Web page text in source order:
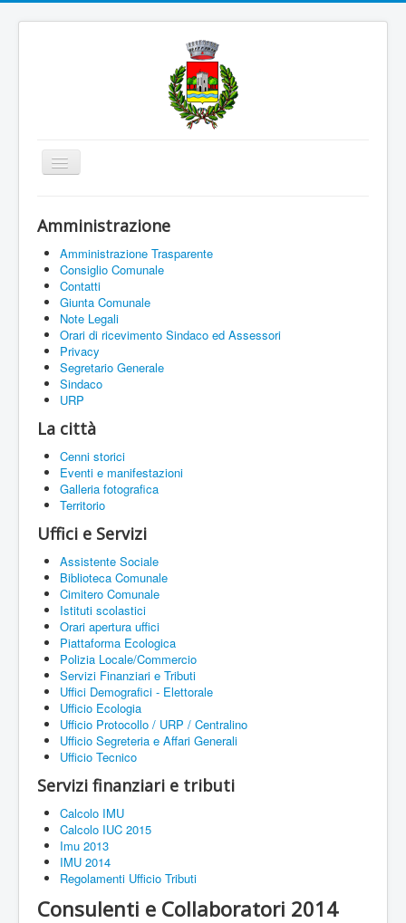
Cambia
navigazione
Amministrazione
Uffici e Servizi
La città
Associazioni
Documenti On Line
Informazioni
Amministrazione
Amministrazione Trasparente
Consiglio Comunale
Contatti
Giunta Comunale
Note Legali
Orari di ricevimento Sindaco ed Assessori
Privacy
Segretario Generale
Sindaco
URP
La città
Cenni storici
Eventi e manifestazioni
Galleria fotografica
Territorio
Uffici e Servizi
Assistente Sociale
Biblioteca Comunale
Cimitero Comunale
Istituti scolastici
Orari apertura uffici
Piattaforma Ecologica
Polizia Locale/Commercio
Servizi Finanziari e Tributi
Uffici Demografici - Elettorale
Ufficio Ecologia
Ufficio Protocollo / URP / Centralino
Ufficio Segreteria e Affari Generali
Ufficio Tecnico
Servizi finanziari e tributi
Calcolo IMU
Calcolo IUC 2015
Imu 2013
IMU 2014
Regolamenti Ufficio Tributi
Consulenti e Collaboratori 2014